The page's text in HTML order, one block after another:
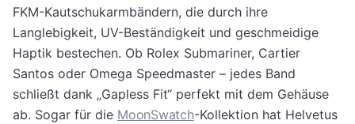
FKM-Kautschukarmbändern, die durch ihre
Langlebigkeit, UV-Beständigkeit und geschmeidige
Haptik bestechen. Ob Rolex Submariner, Cartier
Santos oder Omega Speedmaster – jedes Band
schließt dank „Gapless Fit“ perfekt mit dem Gehäuse
ab. Sogar für die MoonSwatch-Kollektion hat Helvetus